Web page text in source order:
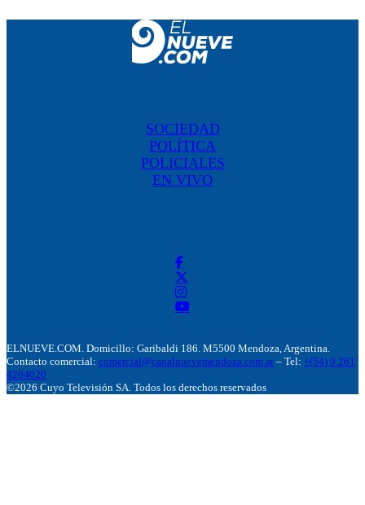
SOCIEDAD
POLÍTICA
POLICIALES
EN VIVO
ELNUEVE.COM. Domicillo: Garibaldi 186. M5500 Mendoza, Argentina.
Contacto comercial: comercial@canalnuevemendoza.com.ar – Tel: +(54) 9 261
4204020
©2026 Cuyo Televisión SA. Todos los derechos reservados